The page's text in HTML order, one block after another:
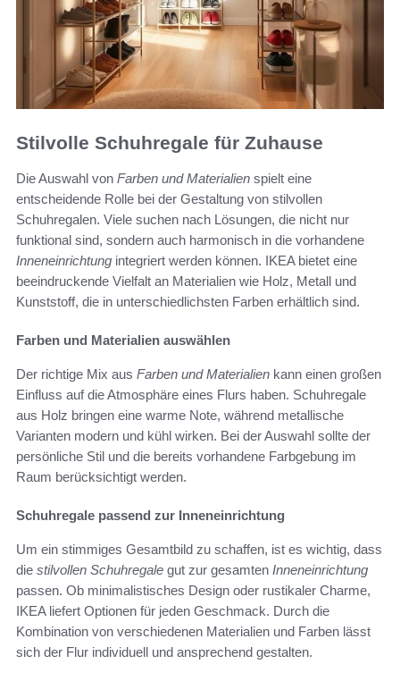
Stilvolle Schuhregale für Zuhause
Die Auswahl von Farben und Materialien spielt eine
entscheidende Rolle bei der Gestaltung von stilvollen
Schuhregalen. Viele suchen nach Lösungen, die nicht nur
funktional sind, sondern auch harmonisch in die vorhandene
Inneneinrichtung integriert werden können. IKEA bietet eine
beeindruckende Vielfalt an Materialien wie Holz, Metall und
Kunststoff, die in unterschiedlichsten Farben erhältlich sind.
Farben und Materialien auswählen
Der richtige Mix aus Farben und Materialien kann einen großen
Einfluss auf die Atmosphäre eines Flurs haben. Schuhregale
aus Holz bringen eine warme Note, während metallische
Varianten modern und kühl wirken. Bei der Auswahl sollte der
persönliche Stil und die bereits vorhandene Farbgebung im
Raum berücksichtigt werden.
Schuhregale passend zur Inneneinrichtung
Um ein stimmiges Gesamtbild zu schaffen, ist es wichtig, dass
die stilvollen Schuhregale gut zur gesamten Inneneinrichtung
passen. Ob minimalistisches Design oder rustikaler Charme,
IKEA liefert Optionen für jeden Geschmack. Durch die
Kombination von verschiedenen Materialien und Farben lässt
sich der Flur individuell und ansprechend gestalten.